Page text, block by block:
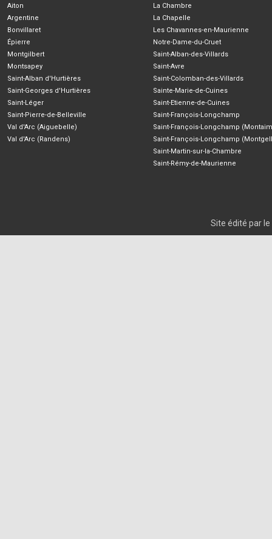
Aiton
Argentine
Bonvillaret
Épierre
Montgilbert
Montsapey
Saint-Alban d'Hurtières
Saint-Georges d'Hurtières
Saint-Léger
Saint-Pierre-de-Belleville
Val d'Arc (Aiguebelle)
Val d'Arc (Randens)
La Chambre
La Chapelle
Les Chavannes-en-Maurienne
Notre-Dame-du-Cruet
Saint-Alban-des-Villards
Saint-Avre
Saint-Colomban-des-Villards
Sainte-Marie-de-Cuines
Saint-Etienne-de-Cuines
Saint-François-Longchamp
Saint-François-Longchamp
Saint-François-Longchamp
Saint-Martin-sur-la-Chambre
Saint-Rémy-de-Maurienne
Site édité par